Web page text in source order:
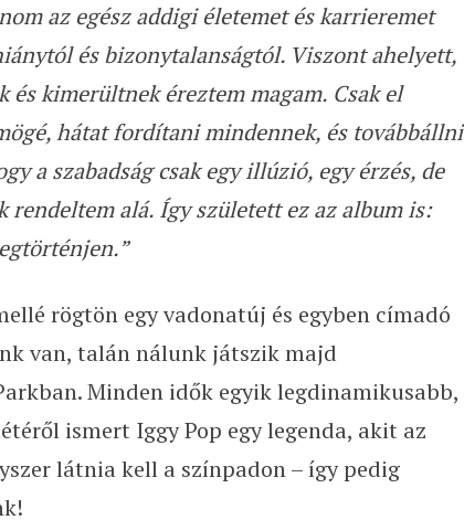
az egész addigi életemet és karrieremet
és bizonytalanságtól. Viszont ahelyett,
kimerültnek éreztem magam. Csak el
hátat fordítani mindennek, és továbbállni
a szabadság csak egy illúzió, egy érzés, de
alá. Így született ez az album is:
rögtön egy vadonatúj és egyben címadó
van, talán nálunk játszik majd
Minden idők egyik legdinamikusabb,
ismert Iggy Pop egy legenda, akit az
látnia kell a színpadon – így pedig